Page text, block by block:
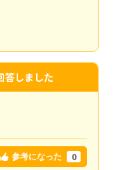
答しました
参考になった 0